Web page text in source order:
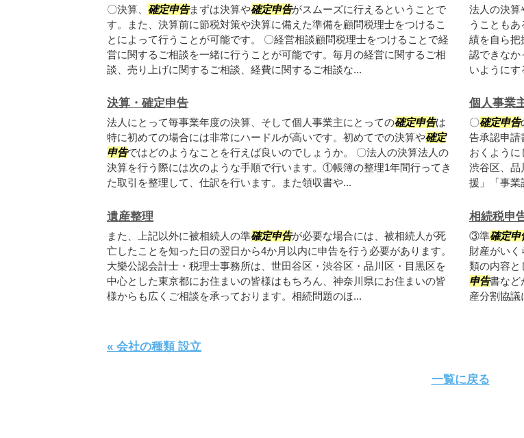
〇決算、 確定申告まずは決算や確定申告がスムーズに行えるということで
す。また、決算前に節税対策や決算に備えた準備を顧問税理士をつけるこ
とによって行うことが可能です。 〇経営相談顧問税理士をつけることで経
営に関するご相談を一緒に行うことが可能です。毎月の経営に関するご相
談、売り上げに関するご相談、経費に関するご相談な...
法人の決算
うことも
績を自ら把
認できなか
いようにす
決算・確定申告
法人にとって毎事業年度の決算、そして個人事業主にとっての確定申告は
特に初めての場合には非常にハードルが高いです。初めてでの決算や確定
申告ではどのようなことを行えば良いのでしょうか。 〇法人の決算法人の
決算を行う際には次のような手順で行います。①帳簿の整理1年間行ってき
た取引を整理して、仕訳を行います。また領収書や...
個人事業
〇確定申告
告承認申請
おくように
渋谷区、品
援」「事業
遺産整理
また、上記以外に被相続人の準確定申告が必要な場合には、被相続人が死
亡したことを知った日の翌日から4か月以内に申告を行う必要があります。
大樂公認会計士・税理士事務所は、世田谷区・渋谷区・品川区・目黒区を
中心とした東京都にお住まいの皆様はもちろん、神奈川県にお住まいの皆
様からも広くご相談を承っております。相続問題のほ...
相続税申
③準確定申
財産がい
類の内容と
申告書など
産分割協議
« 会社の種類 設立
一覧に戻る